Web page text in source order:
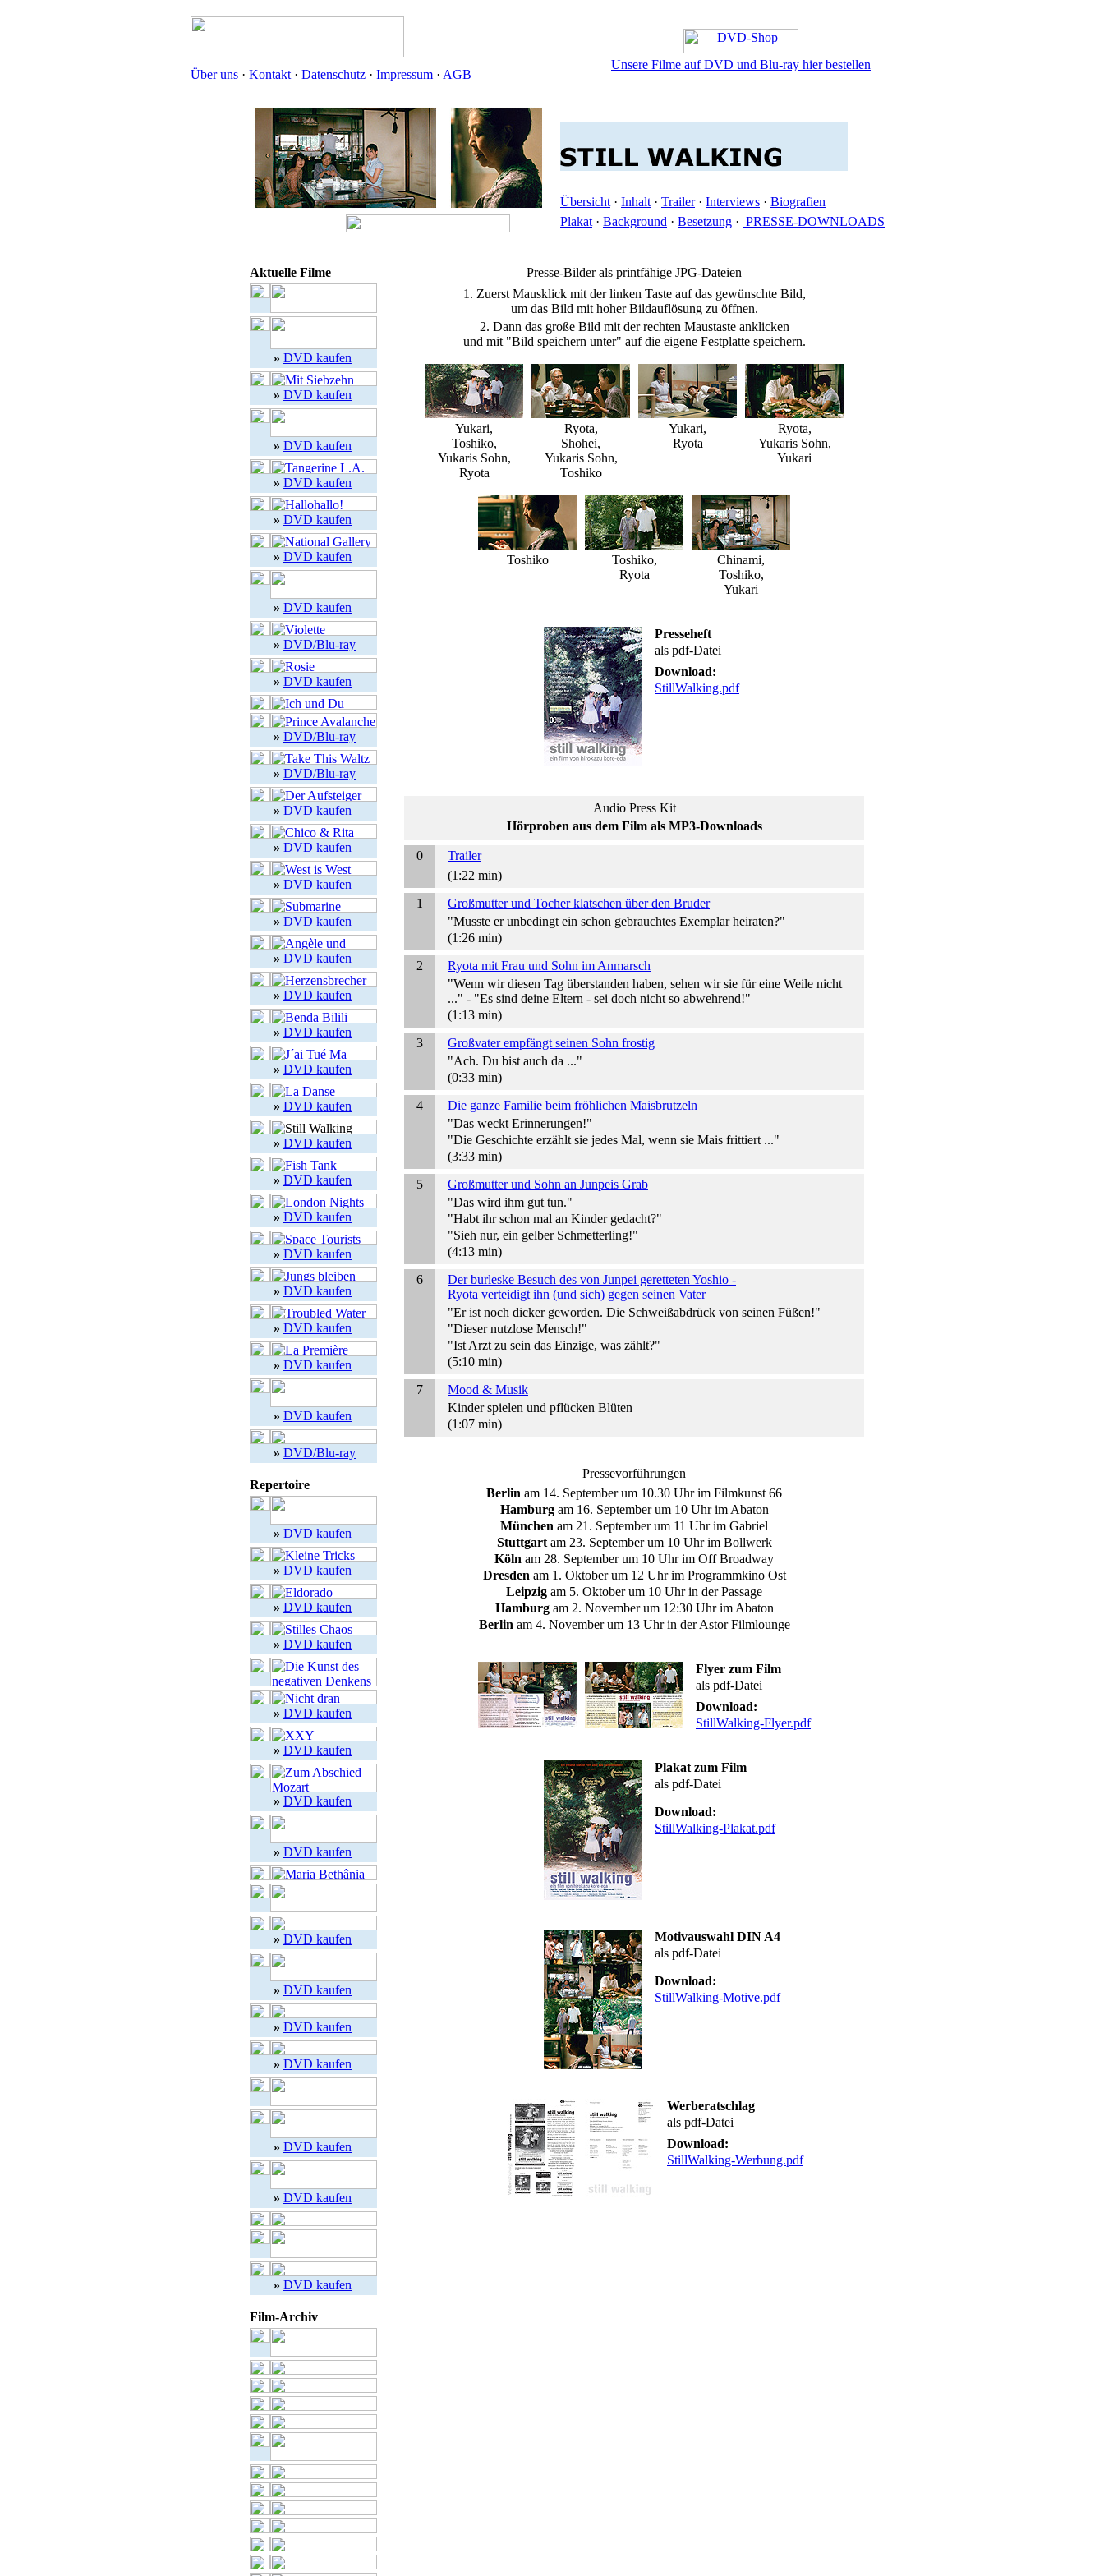
Über uns · Kontakt · Datenschutz · Impressum · AGB
Unsere Filme auf DVD und Blu-ray hier bestellen
Übersicht · Inhalt · Trailer· Interviews · Biografien
Plakat · Background · Besetzung · PRESSE-DOWNLOADS
Aktuelle Filme
» DVD kaufen
» DVD kaufen
» DVD kaufen
» DVD kaufen
» DVD kaufen
» DVD kaufen
» DVD kaufen
» DVD/Blu-ray
» DVD kaufen
» DVD/Blu-ray
» DVD/Blu-ray
» DVD kaufen
» DVD kaufen
» DVD kaufen
» DVD kaufen
» DVD kaufen
» DVD kaufen
» DVD kaufen
» DVD kaufen
» DVD kaufen
» DVD kaufen
» DVD kaufen
» DVD kaufen
» DVD kaufen
» DVD kaufen
» DVD kaufen
» DVD kaufen
» DVD kaufen
» DVD/Blu-ray
Repertoire
» DVD kaufen
» DVD kaufen
» DVD kaufen
» DVD kaufen
» DVD kaufen
» DVD kaufen
» DVD kaufen
» DVD kaufen
» DVD kaufen
» DVD kaufen
» DVD kaufen
» DVD kaufen
» DVD kaufen
» DVD kaufen
» DVD kaufen
Film-Archiv
Presse-Bilder als printfähige JPG-Dateien
1. Zuerst Mausklick mit der linken Taste auf das gewünschte Bild,
um das Bild mit hoher Bildauflösung zu öffnen.
2. Dann das große Bild mit der rechten Maustaste anklicken
und mit "Bild speichern unter" auf die eigene Festplatte speichern.
Yukari,
Toshiko,
Yukaris Sohn,
Ryota
Ryota,
Shohei,
Yukaris Sohn,
Toshiko
Yukari,
Ryota
Ryota,
Yukaris Sohn,
Yukari
Toshiko
Toshiko,
Ryota
Chinami,
Toshiko,
Yukari
Presseheft
als pdf-Datei
Download:
StillWalking.pdf
Audio Press Kit
Hörproben aus dem Film als MP3-Downloads
0
Trailer
(1:22 min)
1
Großmutter und Tocher klatschen über den Bruder
"Musste er unbedingt ein schon gebrauchtes Exemplar heiraten?"
(1:26 min)
2
Ryota mit Frau und Sohn im Anmarsch
"Wenn wir diesen Tag überstanden haben, sehen wir sie für eine Weile nicht
..." - "Es sind deine Eltern - sei doch nicht so abwehrend!"
(1:13 min)
3
Großvater empfängt seinen Sohn frostig
"Ach. Du bist auch da ..."
(0:33 min)
4
Die ganze Familie beim fröhlichen Maisbrutzeln
"Das weckt Erinnerungen!"
"Die Geschichte erzählt sie jedes Mal, wenn sie Mais frittiert ..."
(3:33 min)
5
Großmutter und Sohn an Junpeis Grab
"Das wird ihm gut tun."
"Habt ihr schon mal an Kinder gedacht?"
"Sieh nur, ein gelber Schmetterling!"
(4:13 min)
6
Der burleske Besuch des von Junpei geretteten Yoshio -
Ryota verteidigt ihn (und sich) gegen seinen Vater
"Er ist noch dicker geworden. Die Schweißabdrück von seinen Füßen!"
"Dieser nutzlose Mensch!"
"Ist Arzt zu sein das Einzige, was zählt?"
(5:10 min)
7
Mood & Musik
Kinder spielen und pflücken Blüten
(1:07 min)
Pressevorführungen
Berlin am 14. September um 10.30 Uhr im Filmkunst 66
Hamburgam 16. September um 10 Uhr im Abaton
München am 21. September um 11 Uhr im Gabriel
Stuttgartam 23. September um 10 Uhr im Bollwerk
Köln am 28. September um 10 Uhr im Off Broadway
Dresden am 1. Oktober um 12 Uhr im Programmkino Ost
Leipzig am 5. Oktober um 10 Uhr in der Passage
Hamburgam 2. November um 12:30 Uhr im Abaton
Berlin am 4. November um 13 Uhr in der Astor Filmlounge
Flyer zum Film
als pdf-Datei
Download:
StillWalking-Flyer.pdf
Plakat zum Film
als pdf-Datei
Download:
StillWalking-Plakat.pdf
Motivauswahl DIN A4
als pdf-Datei
Download:
StillWalking-Motive.pdf
Werberatschlag
als pdf-Datei
Download:
StillWalking-Werbung.pdf